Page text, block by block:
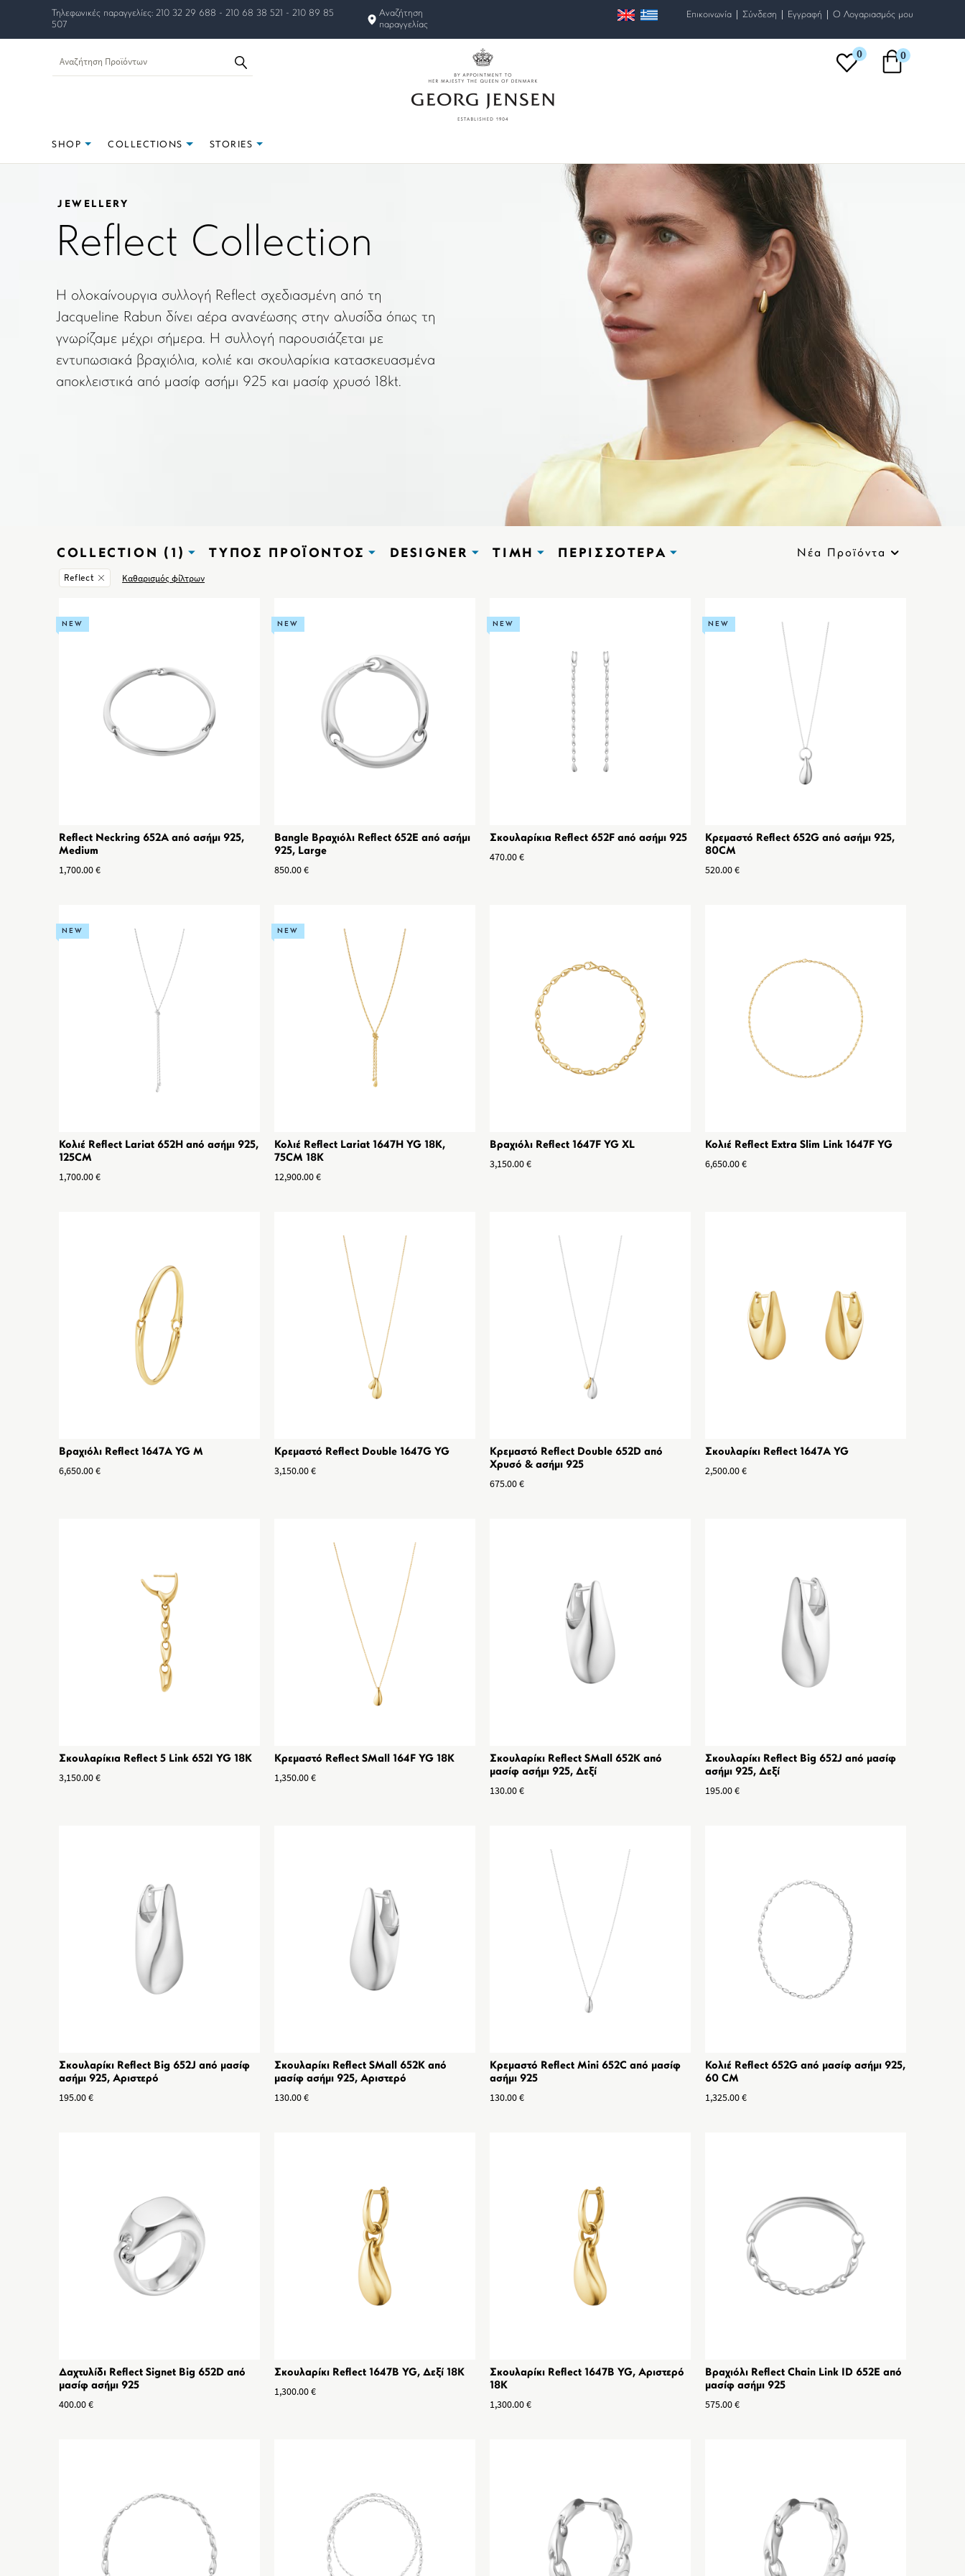
Τηλεφωνικές παραγγελίες: 210 32 29 688 - 210 68 38 521 - 210 89 85
507
Αναζήτηση
παραγγελίας
Επικοινωνία | Σύνδεση | Εγγραφή | O Λογαριασμός μου
0 0
SHOP COLLECTIONS STORIES
JEWELLERY
Reflect Collection
Η ολοκαίνουργια συλλογή Reflect σχεδιασμένη από τη
Jacqueline Rabun δίνει αέρα ανανέωσης στην αλυσίδα όπως τη
γνωρίζαμε μέχρι σήμερα. Η συλλογή παρουσιάζεται με
εντυπωσιακά βραχιόλια, κολιέ και σκουλαρίκια κατασκευασμένα
αποκλειστικά από μασίφ ασήμι 925 και μασίφ χρυσό 18kt.
COLLECTION (1) ΤΎΠΟΣ ΠΡΟΪΌΝΤΟΣ DESIGNER ΤΙΜΉ ΠΕΡΙΣΣΌΤΕΡΑ
Reflect Καθαρισμός φίλτρων
Νέα Προϊόντα
NEW
Reflect Neckring 652Α από ασήμι 925,
Medium
1,700.00€
NEW
Bangle Βραχιόλι Reflect 652E από ασήμι
925, Large
850.00€
NEW
Σκουλαρίκια Reflect 652F από ασήμι 925
470.00€
NEW
Κρεμαστό Reflect 652G από ασήμι 925,
80CM
520.00€
NEW
Κολιέ Reflect Lariat 652H από ασήμι 925,
125CM
1,700.00€
NEW
Κολιέ Reflect Lariat 1647H YG 18K,
75CM 18K
12,900.00€
Βραχιόλι Reflect 1647F YG XL
3,150.00€
Κολιέ Reflect Extra Slim Link 1647F YG
6,650.00€
Βραχιόλι Reflect 1647A YG M
6,650.00€
Κρεμαστό Reflect Double 1647G YG
3,150.00€
Κρεμαστό Reflect Double 652D από
Χρυσό & ασήμι 925
675.00€
Σκουλαρίκι Reflect 1647A YG
2,500.00€
Σκουλαρίκια Reflect 5 Link 652I YG 18K
3,150.00€
Κρεμαστό Reflect SMall 164F YG 18K
1,350.00€
Σκουλαρίκι Reflect SMall 652K από
μασίφ ασήμι 925, Δεξί
130.00€
Σκουλαρίκι Reflect Big 652J από μασίφ
ασήμι 925, Δεξί
195.00€
Σκουλαρίκι Reflect Big 652J από μασίφ
ασήμι 925, Αριστερό
195.00€
Σκουλαρίκι Reflect SMall 652K από
μασίφ ασήμι 925, Αριστερό
130.00€
Κρεμαστό Reflect Mini 652C από μασίφ
ασήμι 925
130.00€
Κολιέ Reflect 652G από μασίφ ασήμι 925,
60 CM
1,325.00€
Δαχτυλίδι Reflect Signet Big 652D από
μασίφ ασήμι 925
400.00€
Σκουλαρίκι Reflect 1647B YG, Δεξί 18K
1,300.00€
Σκουλαρίκι Reflect 1647B YG, Αριστερό
18K
1,300.00€
Βραχιόλι Reflect Chain Link ID 652E από
μασίφ ασήμι 925
575.00€